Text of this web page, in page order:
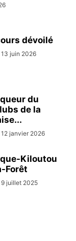
dévoilé
13 juin 2026
du
de la
12 janvier 2026
Kiloutou
Forêt
9 juillet 2025